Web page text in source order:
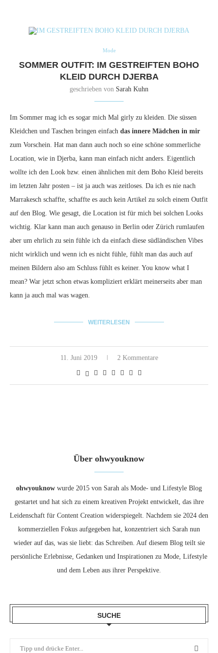
Mode
SOMMER OUTFIT: IM GESTREIFTEN BOHO
KLEID DURCH DJERBA
geschrieben von Sarah Kuhn
Im Sommer mag ich es sogar mich Mal girly zu kleiden. Die süssen
Kleidchen und Taschen bringen einfach das innere Mädchen in mir
zum Vorschein. Hat man dann auch noch so eine schöne sommerliche
Location, wie in Djerba, kann man einfach nicht anders. Eigentlich
wollte ich den Look bzw. einen ähnlichen mit dem Boho Kleid bereits
im letzten Jahr posten – ist ja auch was zeitloses. Da ich es nie nach
Marrakesch schaffte, schaffte es auch kein Artikel zu solch einem Outfit
auf den Blog. Wie gesagt, die Location ist für mich bei solchen Looks
wichtig. Klar kann man auch genauso in Berlin oder Zürich rumlaufen
aber um ehrlich zu sein fühle ich da einfach diese südländischen Vibes
nicht wirklich und wenn ich es nicht fühle, fühlt man das auch auf
meinen Bildern also am Schluss fühlt es keiner. You know what I
mean? War jetzt schon etwas kompliziert erklärt meinerseits aber man
kann ja auch mal was wagen.
WEITERLESEN
11. Juni 2019 2 Kommentare
Über ohwyouknow
ohwyouknow wurde 2015 von Sarah als Mode- und Lifestyle Blog
gestartet und hat sich zu einem kreativen Projekt entwickelt, das ihre
Leidenschaft für Content Creation widerspiegelt. Nachdem sie 2024 den
kommerziellen Fokus aufgegeben hat, konzentriert sich Sarah nun
wieder auf das, was sie liebt: das Schreiben. Auf diesem Blog teilt sie
persönliche Erlebnisse, Gedanken und Inspirationen zu Mode, Lifestyle
und dem Leben aus ihrer Perspektive.
SUCHE